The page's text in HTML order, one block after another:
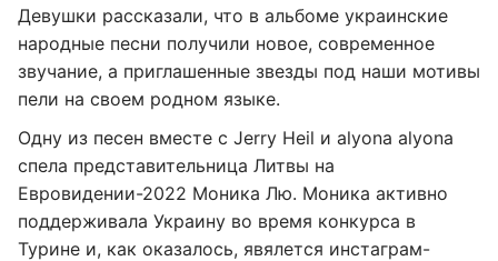
Девушки рассказали, что в альбоме украинские
народные песни получили новое, современное
звучание, а приглашенные звезды под наши мотивы
пели на своем родном языке.
Одну из песен вместе с Jerry Heil и alyona alyona
спела представительница Литвы на
Евровидении-2022 Моника Лю. Моника активно
поддерживала Украину во время конкурса в
Турине и, как оказалось, явялется инстаграм-